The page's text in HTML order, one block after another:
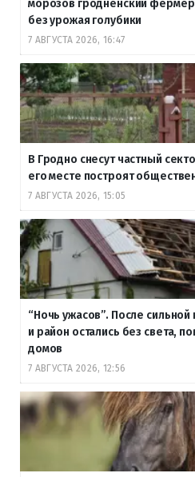
морозов гродненский фермер
без урожая голубики
7 АВГУСТА 2026, 16:47
В Гродно снесут частный
его месте построят
7 АВГУСТА 2026, 15:05
“Ночь ужасов”. После
и район остались без света,
домов
7 АВГУСТА 2026, 12:56